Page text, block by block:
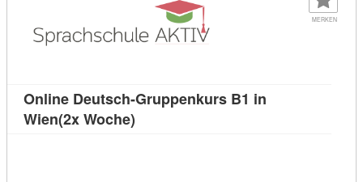
MERKEN
Online Deutsch-Gruppenkurs B1 in
Wien(2x Woche)